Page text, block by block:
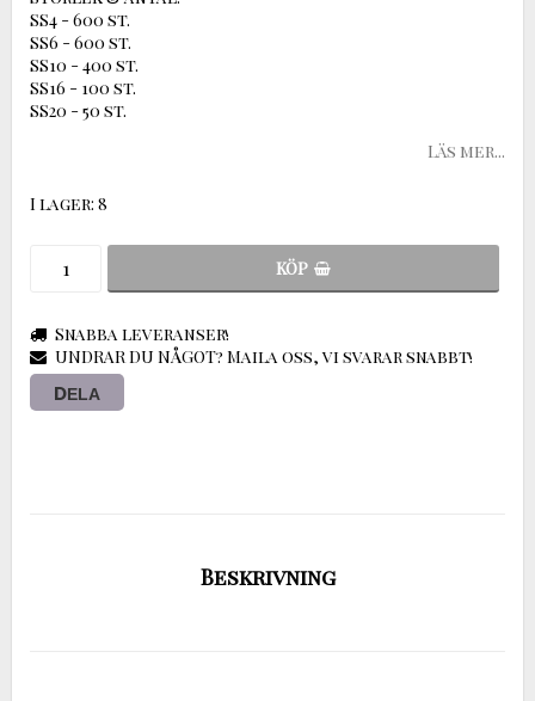
SS4 - 600 st.
SS6 - 600 st.
SS10 - 400 st.
SS16 - 100 st.
SS20 - 50 st.
Läs mer...
I lager: 8
KÖP
Snabba leveranser!
UNDRAR DU NÅGOT? Maila oss, vi svarar snabbt!
DELA
Beskrivning